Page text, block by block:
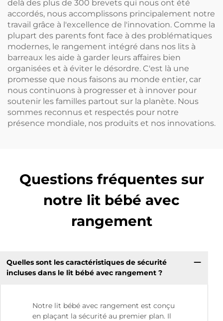
delà des plus de 300 brevets qui nous ont été
accordés, nous accomplissons principalement notre
travail grâce à l'excellence de l'innovation. Comme la
plupart des parents font face à des problématiques
modernes, le rangement intégré dans nos lits à
barreaux les aide à garder leurs affaires bien
organisées et à éviter le désordre. C'est là une
promesse que nous faisons au monde entier, car
nous continuons à progresser et à innover pour
soutenir les familles partout sur la planète. Nous
sommes reconnus et respectés pour notre
présence mondiale, nos produits et nos innovations.
Questions fréquentes sur
notre lit bébé avec
rangement
Quelles sont les caractéristiques de sécurité
incluses dans le lit bébé avec rangement ?
Notre lit bébé avec rangement est conçu
en plaçant la sécurité au premier plan. Il